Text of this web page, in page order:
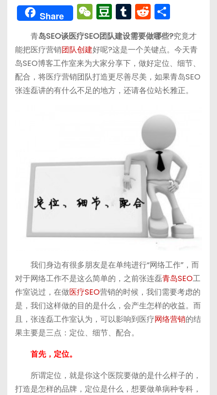
Share W
e
C
h
a
t
D
o
u
b
a
n
T
u
m
bl
r
R
e
d
di
t
享
青岛SEO谈医疗SEO团队建设需要做哪些?究竟才
能把医疗营销团队创建好呢?这是一个关键点。今天青
岛SEO博客工作室来为大家分享下，做好定位、细节、
配合，将医疗营销团队打造更尽善尽美，如果青岛SEO
张连磊讲的有什么不足的地方，还请各位站长雅正。
我们身边有很多朋友是在单纯进行“网络工作”，而
对于网络工作不是这么简单的，之前张连磊青岛SEO工
作室说过，在做医疗SEO营销的时候，我们需要考虑的
是，我们这样做的目的是什么，会产生怎样的收益。而
且，张连磊工作室认为，可以影响到医疗网络营销的结
果主要是三点：定位、细节、配合。
首先，定位。
所谓定位，就是你这个医院要做的是什么样子的，
打造是怎样的品牌，定位是什么，想要做单病种专科，